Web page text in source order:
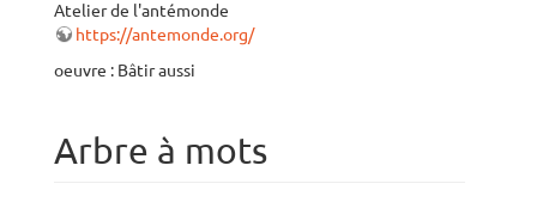
Atelier de l'antémonde
https://antemonde.org/
oeuvre : Bâtir aussi
Arbre à mots